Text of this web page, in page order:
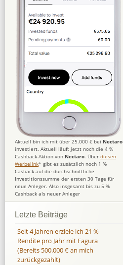
Aktuell bin ich mit über 25.000 € bei Nectaro
investiert. Aktuell läuft jetzt noch die 4 %
Cashback-Aktion von Nectaro. Über diesen
Werbelink* gibt es zusätzlich noch 1 %
Casback auf die durchschnittliche
Investitionssumme der ersten 30 Tage für
neue Anleger. Also insgesamt bis zu 5 %
Cashback als neuer Anleger
Letzte Beiträge
Seit 4 Jahren erziele ich 21 %
Rendite pro Jahr mit Fagura
(Bereits 500.000 € an mich
zurückgezahlt)